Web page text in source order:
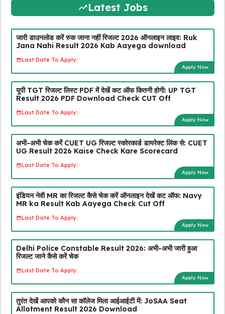
Latest Jobs
जारी डाउनलोड करें रुक जाना नहीं रिजल्ट 2026 ऑनलाइन लाइव: Ruk
Jana Nahi Result 2026 Kab Aayega download
Last Date To Apply:
Apply Now
यूपी TGT रिजल्ट लिस्ट PDF में देखें कट ऑफ कितनी होगी: UP TGT
Result 2026 PDF Download Check CUT Off
Last Date To Apply:
Apply Now
अभी-अभी चेक करें CUET UG रिजल्ट स्कोरकार्ड डायरेक्ट लिंक से: CUET
UG Result 2026 Kaise Check Kare Scorecard
Last Date To Apply:
Apply Now
इंडियन नेवी MR का रिजल्ट कैसे चेक करें ऑनलाइन देखें कट ऑफ: Navy
MR ka Result Kab Aayega Check Cut Off
Last Date To Apply:
Apply Now
Delhi Police Constable Result 2026: अभी-अभी जारी हुआ
रिजल्ट जाने कैसे करें चेक
Last Date To Apply:
Apply Now
तुरंत देखें आपको कौन सा कॉलेज मिला आईआईटी में: JoSAA Seat
Allotment Result 2026 Download